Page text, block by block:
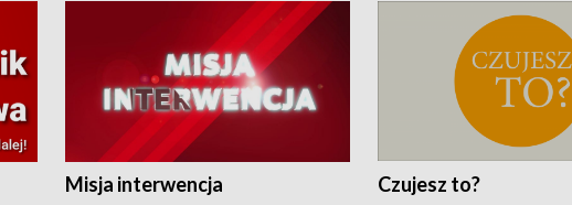
Misja interwencja Czujesz to?